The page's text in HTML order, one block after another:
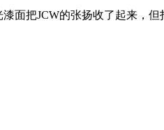
面把JCW的张扬收了起来，